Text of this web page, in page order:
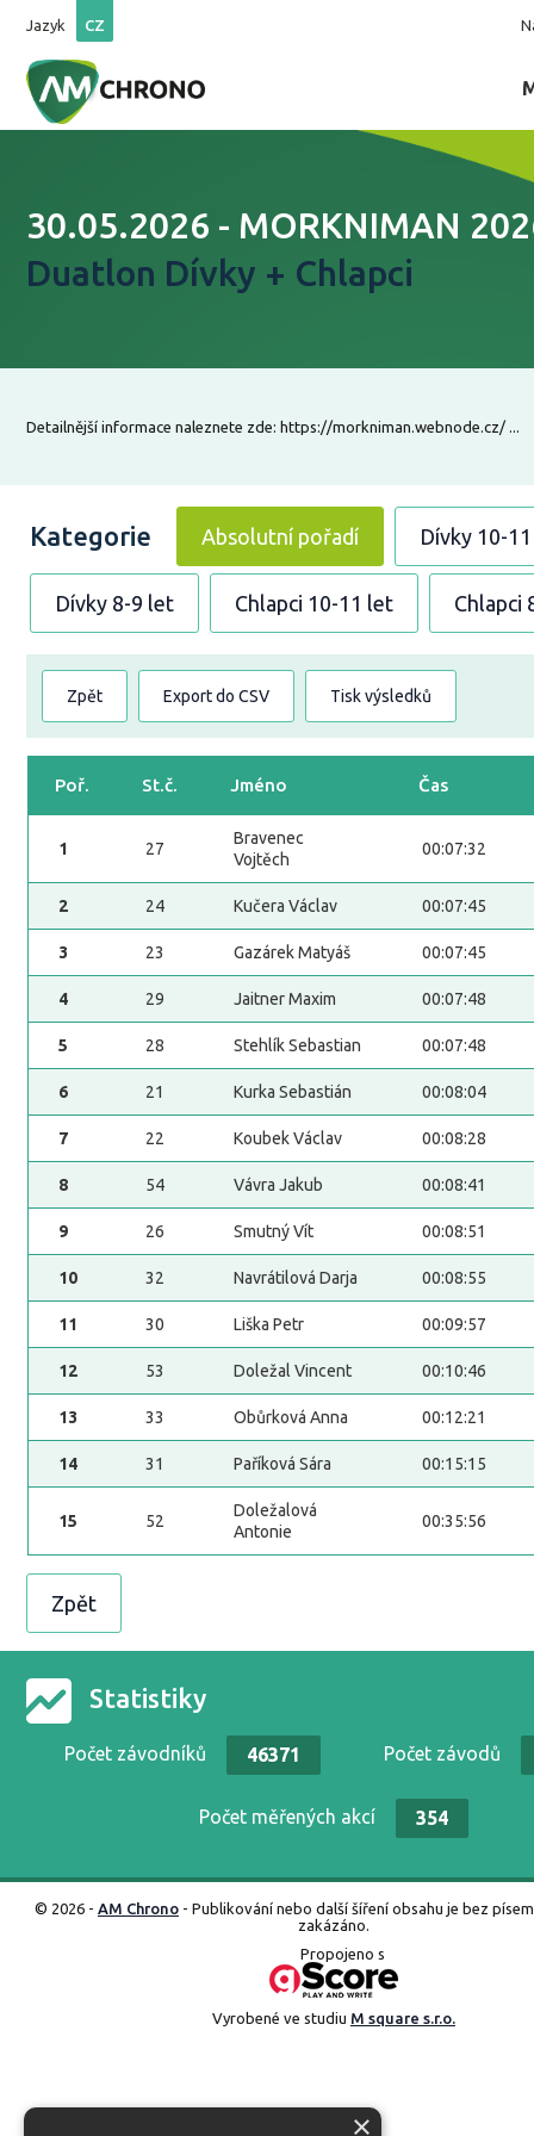
Jazyk CZ
30.05.2026 - MORKNIMAN
Duatlon Dívky + Chlapci
Detailnější informace naleznete zde: https://morkniman.webnode.cz/ ...
Kategorie Absolutní pořadí Dívky 10-
Dívky 8-9 let Chlapci 10-11 let Chlapci
Zpět Export do CSV Tisk výsledků
Poř. St.č. Jméno Čas
1 27
Bravenec
Vojtěch
00:07:32
2 24 Kučera Václav 00:07:45
3 23 Gazárek Matyáš 00:07:45
4 29 Jaitner Maxim 00:07:48
5 28 Stehlík Sebastian 00:07:48
6 21 Kurka Sebastián 00:08:04
7 22 Koubek Václav 00:08:28
8 54 Vávra Jakub 00:08:41
9 26 Smutný Vít 00:08:51
10 32 Navrátilová Darja 00:08:55
11 30 Liška Petr 00:09:57
12 53 Doležal Vincent 00:10:46
13 33 Obůrková Anna 00:12:21
14 31 Paříková Sára 00:15:15
15 52
Doležalová
Antonie
00:35:56
Zpět
Statistiky
Počet závodníků 46371 Počet závodů
Počet měřených akcí 354
© 2026 - AM Chrono - Publikování nebo další šíření obsahu je bez
zakázáno.
Propojeno s
Vyrobené ve studiu M square s.r.o.
×